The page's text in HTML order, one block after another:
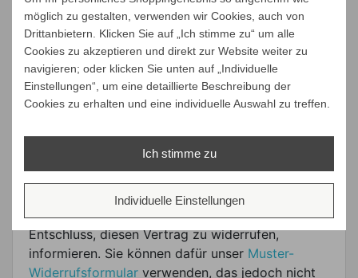
Angabe von Gründen diesen Vertrag zu
widerrufen. Die Widerrufsfrist beträgt vierzehn
Tage ab dem Tag, an dem Sie oder ein von Ihnen
benannter Dritter, der nicht der Beförderer ist, die
Waren in Besitz genommen haben bzw. hat.
uns (Brandstores GmbH, Mittelbreede 8, D33719
Bielefeld, E-Mail: kontakt@brandstores.de,
Telefon: +49(0)521 944 170-0) mittels einer
eindeutigen Erklärung (z. B. ein mit der Post
versandter Brief oder E-Mail) über Ihren
Entschluss, diesen Vertrag zu widerrufen,
informieren. Sie können dafür unser Muster-
Widerrufsformular verwenden, das jedoch nicht
möglich zu gestalten, verwenden wir Cookies, auch von
Drittanbietern. Klicken Sie auf „Ich stimme zu“ um alle
Cookies zu akzeptieren und direkt zur Website weiter zu
navigieren; oder klicken Sie unten auf „Individuelle
Einstellungen“, um eine detaillierte Beschreibung der
Cookies zu erhalten und eine individuelle Auswahl zu treffen.
Ich stimme zu
Individuelle Einstellungen